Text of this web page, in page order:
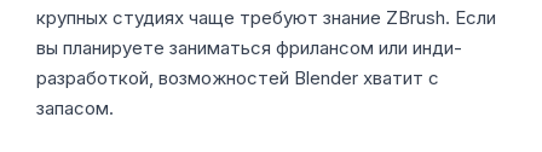
крупных студиях чаще требуют знание ZBrush. Если
вы планируете заниматься фрилансом или инди-
разработкой, возможностей Blender хватит с
запасом.